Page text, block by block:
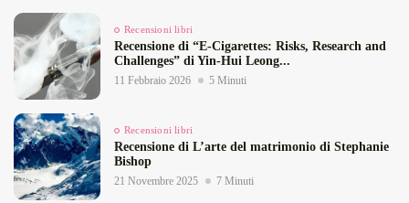
Recensioni libri
Recensione di “E‑Cigarettes: Risks, Research and
Challenges” di Yin‑Hui Leong...
11 Febbraio 2026 5 Minuti
Recensioni libri
Recensione di L’arte del matrimonio di Stephanie
Bishop
21 Novembre 2025 7 Minuti